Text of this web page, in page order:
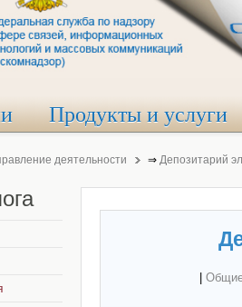
Продукты и услуги
деятельности ⇒ Депозитарий